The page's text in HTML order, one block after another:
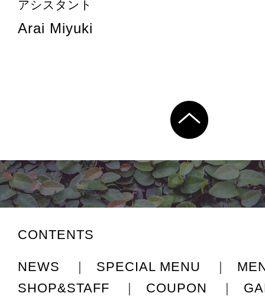
アシスタント
Arai Miyuki
CONTENTS
NEWS | SPECIAL MENU |
SHOP&STAFF
| COUPON |